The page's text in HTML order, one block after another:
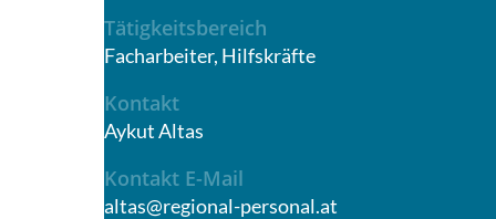
Tätigkeitsbereich
Facharbeiter, Hilfskräfte
Kontakt
Aykut Altas
Kontakt E-Mail
altas@regional-personal.at